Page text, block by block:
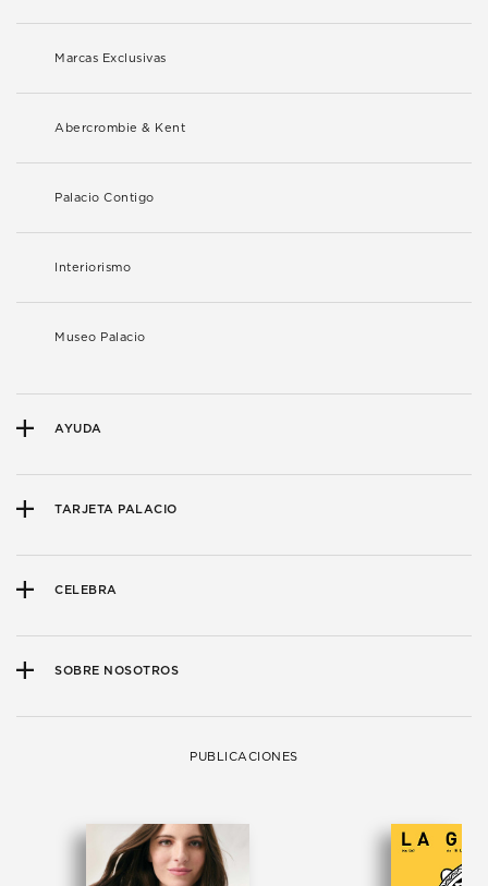
Marcas Exclusivas
Abercrombie & Kent
Palacio Contigo
Interiorismo
Museo Palacio
AYUDA
TARJETA PALACIO
CELEBRA
SOBRE NOSOTROS
PUBLICACIONES